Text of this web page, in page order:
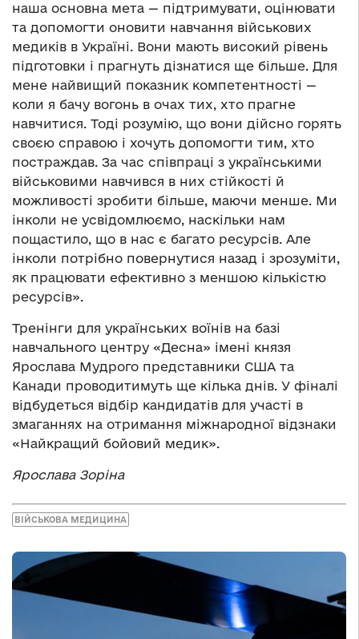
наша основна мета — підтримувати, оцінювати
та допомогти оновити навчання військових
медиків в Україні. Вони мають високий рівень
підготовки і прагнуть дізнатися ще більше. Для
мене найвищий показник компетентності —
коли я бачу вогонь в очах тих, хто прагне
навчитися. Тоді розумію, що вони дійсно горять
своєю справою і хочуть допомогти тим, хто
постраждав. За час співпраці з українськими
військовими навчився в них стійкості й
можливості зробити більше, маючи менше. Ми
інколи не усвідомлюємо, наскільки нам
пощастило, що в нас є багато ресурсів. Але
інколи потрібно повернутися назад і зрозуміти,
як працювати ефективно з меншою кількістю
ресурсів».
Тренінги для українських воїнів на базі
навчального центру «Десна» імені князя
Ярослава Мудрого представники США та
Канади проводитимуть ще кілька днів. У фіналі
відбудеться відбір кандидатів для участі в
змаганнях на отримання міжнародної відзнаки
«Найкращий бойовий медик».
Ярослава Зоріна
ВІЙСЬКОВА МЕДИЦИНА